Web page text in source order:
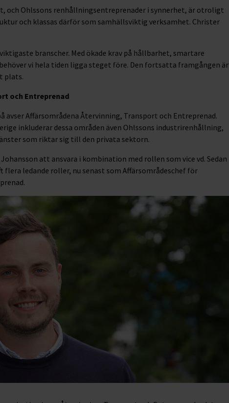
och Ohlssons renhållningsentreprenader i synnerhet, är otroligt
och klassas därför som samhällsviktig verksamhet. Christer
branscher. Med ökade krav på hållbarhet, smartare
vi hela tiden ligga steget före. Den fortsatta framgången är
plats.
och Entreprenad
avser Affärsområdena Återvinning, Transport och Entreprenad.
inkluderar dessa områden även Ohlssons industrirenhållning,
som riktar sig till den privata sektorn.
att ansvara i kombination med rollen som vice vd. Sedan
flera ledande roller, nu senast som Affärsområdeschef för